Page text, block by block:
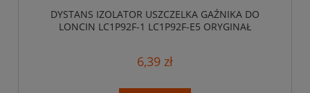
DYSTANS IZOLATOR USZCZELKA GAŹNIKA DO
LONCIN LC1P92F-1 LC1P92F-E5 ORYGINAŁ
6,39 zł